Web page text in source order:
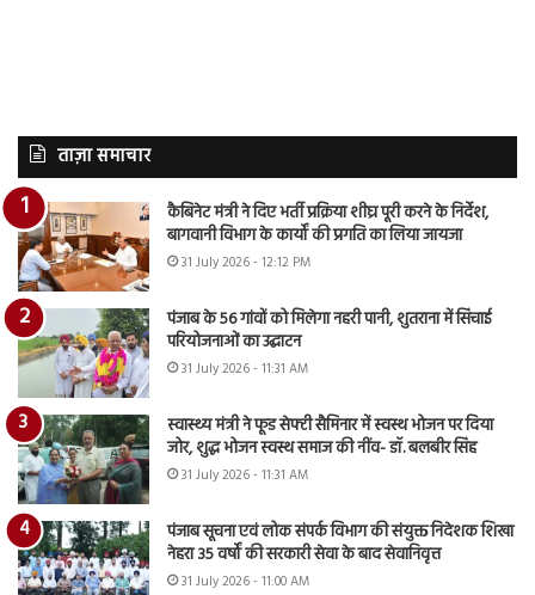
ताज़ा समाचार
कैबिनेट मंत्री ने दिए भर्ती प्रक्रिया शीघ्र पूरी करने के निर्देश,
बागवानी विभाग के कार्यों की प्रगति का लिया जायजा
31 July 2026 - 12:12 PM
पंजाब के 56 गांवों को मिलेगा नहरी पानी, शुतराना में सिंचाई
परियोजनाओं का उद्घाटन
31 July 2026 - 11:31 AM
स्वास्थ्य मंत्री ने फूड सेफ्टी सैमिनार में स्वस्थ भोजन पर दिया
जोर, शुद्ध भोजन स्वस्थ समाज की नींव- डॉ. बलबीर सिंह
31 July 2026 - 11:31 AM
पंजाब सूचना एवं लोक संपर्क विभाग की संयुक्त निदेशक शिखा
नेहरा 35 वर्षों की सरकारी सेवा के बाद सेवानिवृत्त
31 July 2026 - 11:00 AM